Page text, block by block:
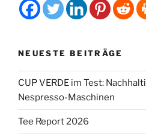
NEUESTE BEITRÄGE
CUP VERDE im Test:
Nespresso-Maschinen
Tee Report 2026